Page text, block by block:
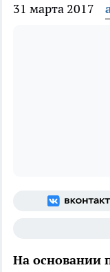
31 марта 2017
На основании